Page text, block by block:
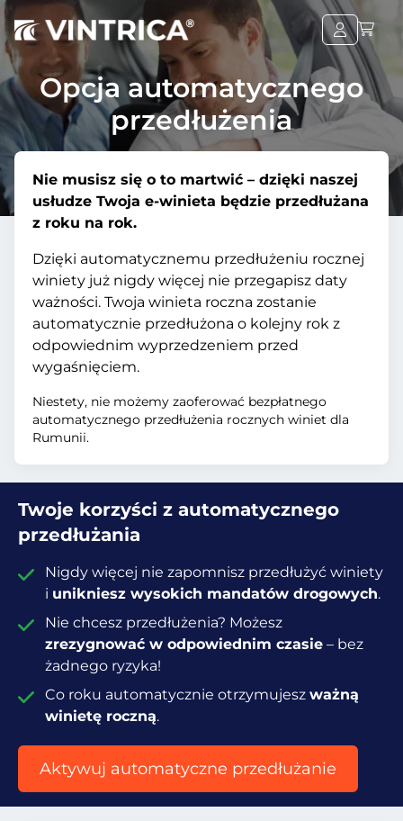
Opcja automatycznego
przedłużenia
Nie musisz się o to martwić – dzięki naszej
usłudze Twoja e-winieta będzie przedłużana
z roku na rok.
Dzięki automatycznemu przedłużeniu rocznej
winiety już nigdy więcej nie przegapisz daty
ważności. Twoja winieta roczna zostanie
automatycznie przedłużona o kolejny rok z
odpowiednim wyprzedzeniem przed
wygaśnięciem.
Niestety, nie możemy zaoferować bezpłatnego
automatycznego przedłużenia rocznych winiet dla
Rumunii.
Twoje korzyści z automatycznego
przedłużania
Nigdy więcej nie zapomnisz przedłużyć winiety
i unikniesz wysokich mandatów drogowych.
Nie chcesz przedłużenia? Możesz
zrezygnować w odpowiednim czasie – bez
żadnego ryzyka!
Co roku automatycznie otrzymujeszważną
winietę roczną.
Aktywuj automatyczne przedłużanie